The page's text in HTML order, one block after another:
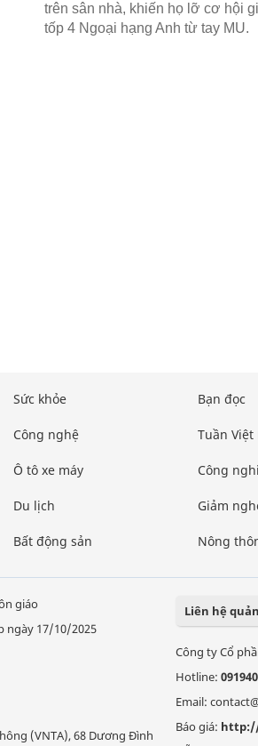
trên sân nhà, khiến họ lỡ cơ hội
tốp 4 Ngoại hạng Anh từ tay MU.
Sức khỏe
Công nghệ
Ô tô xe máy
Du lịch
Bất động sản
Bạn đọc
Tuần Việt
Công
Giảm
Nông
giáo
ngày 17/10/2025
(VNTA), 68 Dương Đình
Liên hệ
Công ty Cổ
Hotline:
Email:
Báo giá: